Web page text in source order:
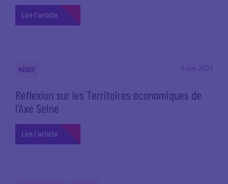
Lire l'article
9 juin 2021
MEDEF
Réflexion sur les Territoires économiques de
l'Axe Seine
Lire l'article